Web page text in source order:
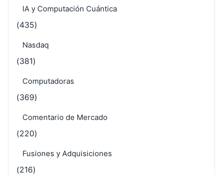
IA y Computación Cuántica
(435)
Nasdaq
(381)
Computadoras
(369)
Comentario de Mercado
(220)
Fusiones y Adquisiciones
(216)